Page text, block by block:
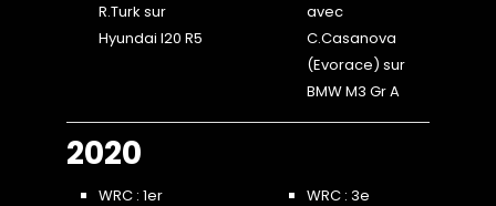
R.Turk sur
Hyundai I20 R5
avec
C.Casanova
(Evorace) sur
BMW M3 Gr A
2020
WRC : 1er
WRC : 3e